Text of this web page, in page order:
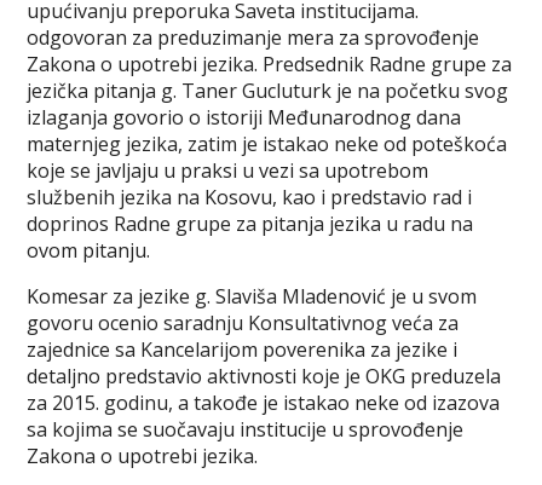
upućivanju preporuka Saveta institucijama.
odgovoran za preduzimanje mera za sprovođenje
Zakona o upotrebi jezika. Predsednik Radne grupe za
jezička pitanja g. Taner Gucluturk je na početku svog
izlaganja govorio o istoriji Međunarodnog dana
maternjeg jezika, zatim je istakao neke od poteškoća
koje se javljaju u praksi u vezi sa upotrebom
službenih jezika na Kosovu, kao i predstavio rad i
doprinos Radne grupe za pitanja jezika u radu na
ovom pitanju.
Komesar za jezike g. Slaviša Mladenović je u svom
govoru ocenio saradnju Konsultativnog veća za
zajednice sa Kancelarijom poverenika za jezike i
detaljno predstavio aktivnosti koje je OKG preduzela
za 2015. godinu, a takođe je istakao neke od izazova
sa kojima se suočavaju institucije u sprovođenje
Zakona o upotrebi jezika.